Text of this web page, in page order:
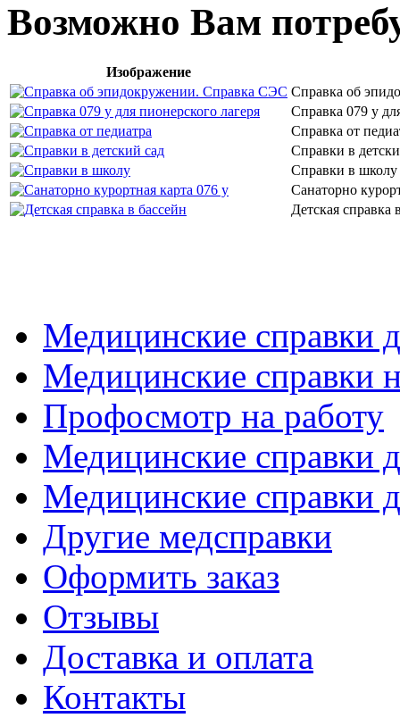
Возможно Вам
Изображение
Справка об
Справка 079 у
Справка от
Справки в
Справки в школу
Санаторно
Детская справка
Медицинские справки
Медицинские справки
Профосмотр на работу
Медицинские справки
Медицинские справки
Другие медсправки
Оформить заказ
Отзывы
Доставка и оплата
Контакты